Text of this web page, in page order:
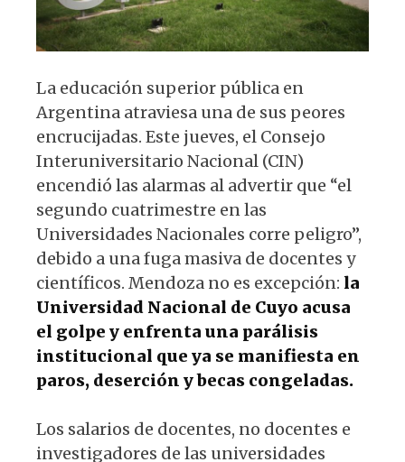
La educación superior pública en
Argentina atraviesa una de sus peores
encrucijadas. Este jueves, el Consejo
Interuniversitario Nacional (CIN)
encendió las alarmas al advertir que “el
segundo cuatrimestre en las
Universidades Nacionales corre peligro”,
debido a una fuga masiva de docentes y
científicos. Mendoza no es excepción: la
Universidad Nacional de Cuyo acusa
el golpe y enfrenta una parálisis
institucional que ya se manifiesta en
paros, deserción y becas congeladas.
Los salarios de docentes, no docentes e
investigadores de las universidades